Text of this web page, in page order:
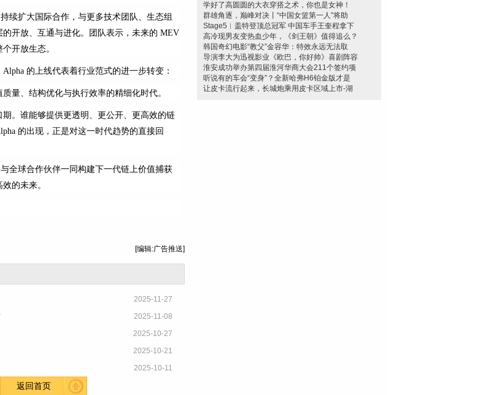
续扩大国际合作，与更多技术团队、生态组
开放、互通与进化。团队表示，未来的 MEV
开放生态。
的上线代表着行业范式的进一步转变：
量、结构优化与执行效率的精细化时代。
。谁能够提供更透明、更公开、更高效的链
的出现，正是对这一时代趋势的直接回
全球合作伙伴一同构建下一代链上价值捕获
的未来。
[编辑:广告推送]
2025-11-27
2025-11-08
2025-10-27
2025-10-21
2025-10-11
返回首页
学好了高圆圆的大衣穿搭之术，你也是女神！
群雄角逐，巅峰对决丨“中国女篮第一人”将助
Stage5︱盖特登顶总冠军 中国车手王奎程拿下
高冷现男友变热血少年，《剑王朝》值得追么？
韩国奇幻电影“教父”金容华：特效永远无法取
导演李大为迅视影业《欧巴，你好帅》喜剧阵容
淮安成功举办第四届淮河华商大会211个签约项
听说有的车会“变身”？全新哈弗H6铂金版才是
让皮卡流行起来，长城炮乘用皮卡区域上市-湖